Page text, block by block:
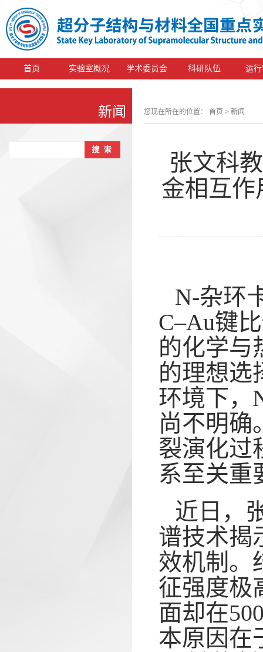
首页 实验室概况 学术委员会 科研队伍 运
新闻 您现在所在的位置： 首页 > 新闻
张文科
金相互作
N-杂环
C–Au键
的化学与
的理想选
环境下，
尚不明确
裂演化过
系至关重
近日，
谱技术揭
效机制。
征强度极
面却在
本原因在